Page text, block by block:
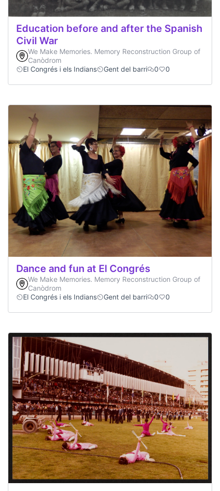
Education before and after the Spanish
Civil War
We Make Memories. Memory Reconstruction Group of
Canòdrom
El Congrés i els Indians
Gent del barri 0 0
Dance and fun at El Congrés
We Make Memories. Memory Reconstruction Group of
Canòdrom
El Congrés i els Indians
Gent del barri 0 0